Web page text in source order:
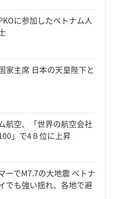
に参加したベトナム人
家主席 日本の天皇陛下と
航空、「世界の航空会社
」で4８位に上昇
ーでM7.7の大地震 ベトナ
でも強い揺れ、各地で避